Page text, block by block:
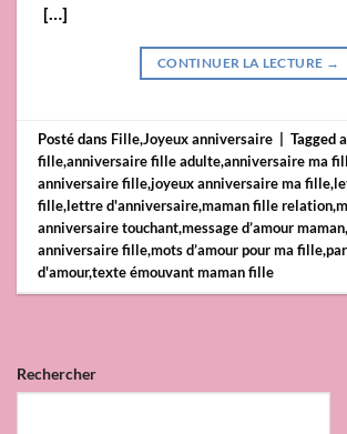
[…]
CONTINUER LA LECTURE →
Posté dans Fille,Joyeux anniversaire Tagged
fille,anniversaire fille adulte,anniversaire ma
anniversaire fille,joyeux anniversaire ma fille,
fille,lettre d'anniversaire,maman fille relation,
anniversaire touchant,message d’amour maman
anniversaire fille,mots d’amour pour ma fille,
d'amour,texte émouvant maman fille
Rechercher